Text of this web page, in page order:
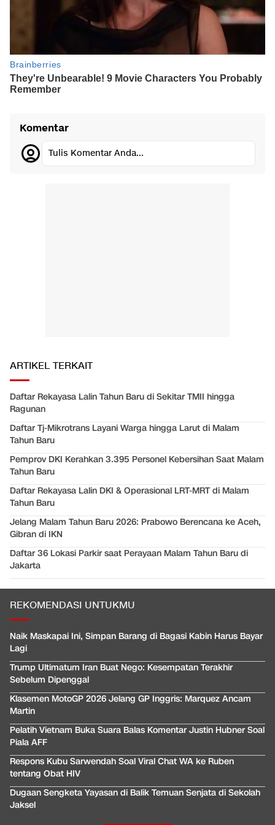
Komentar
Tulis Komentar Anda...
ARTIKEL TERKAIT
Daftar Rekayasa Lalin Tahun Baru di Sekitar TMII hingga
Ragunan
Daftar Tj-Mikrotrans Layani Warga hingga Larut di Malam
Tahun Baru
Pemprov DKI Kerahkan 3.395 Personel Kebersihan Saat Malam
Tahun Baru
Daftar Rekayasa Lalin DKI & Operasional LRT-MRT di Malam
Tahun Baru
Jelang Malam Tahun Baru 2026: Prabowo Berencana ke Aceh,
Gibran di IKN
Daftar 36 Lokasi Parkir saat Perayaan Malam Tahun Baru di
Jakarta
REKOMENDASI UNTUKMU
Naik Maskapai Ini, Simpan Barang di Bagasi Kabin Harus Bayar
Lagi
Trump Ultimatum Iran Buat Nego: Kesempatan Terakhir
Sebelum Dipenggal
Klasemen MotoGP 2026 Jelang GP Inggris: Marquez Ancam
Martin
Pelatih Vietnam Buka Suara Balas Komentar Justin Hubner Soal
Piala AFF
Respons Kubu Sarwendah Soal Viral Chat WA ke Ruben
tentang Obat HIV
Dugaan Sengketa Yayasan di Balik Temuan Senjata di Sekolah
Jaksel